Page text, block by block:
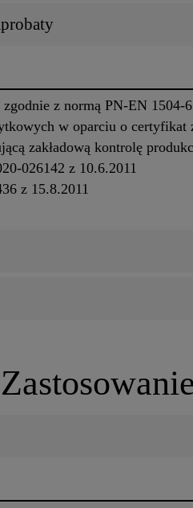
z normą PN-EN 1504-
w oparciu o
zakładową kontrolę
z 10.6.2011
z 15.8.2011
Zastosowanie